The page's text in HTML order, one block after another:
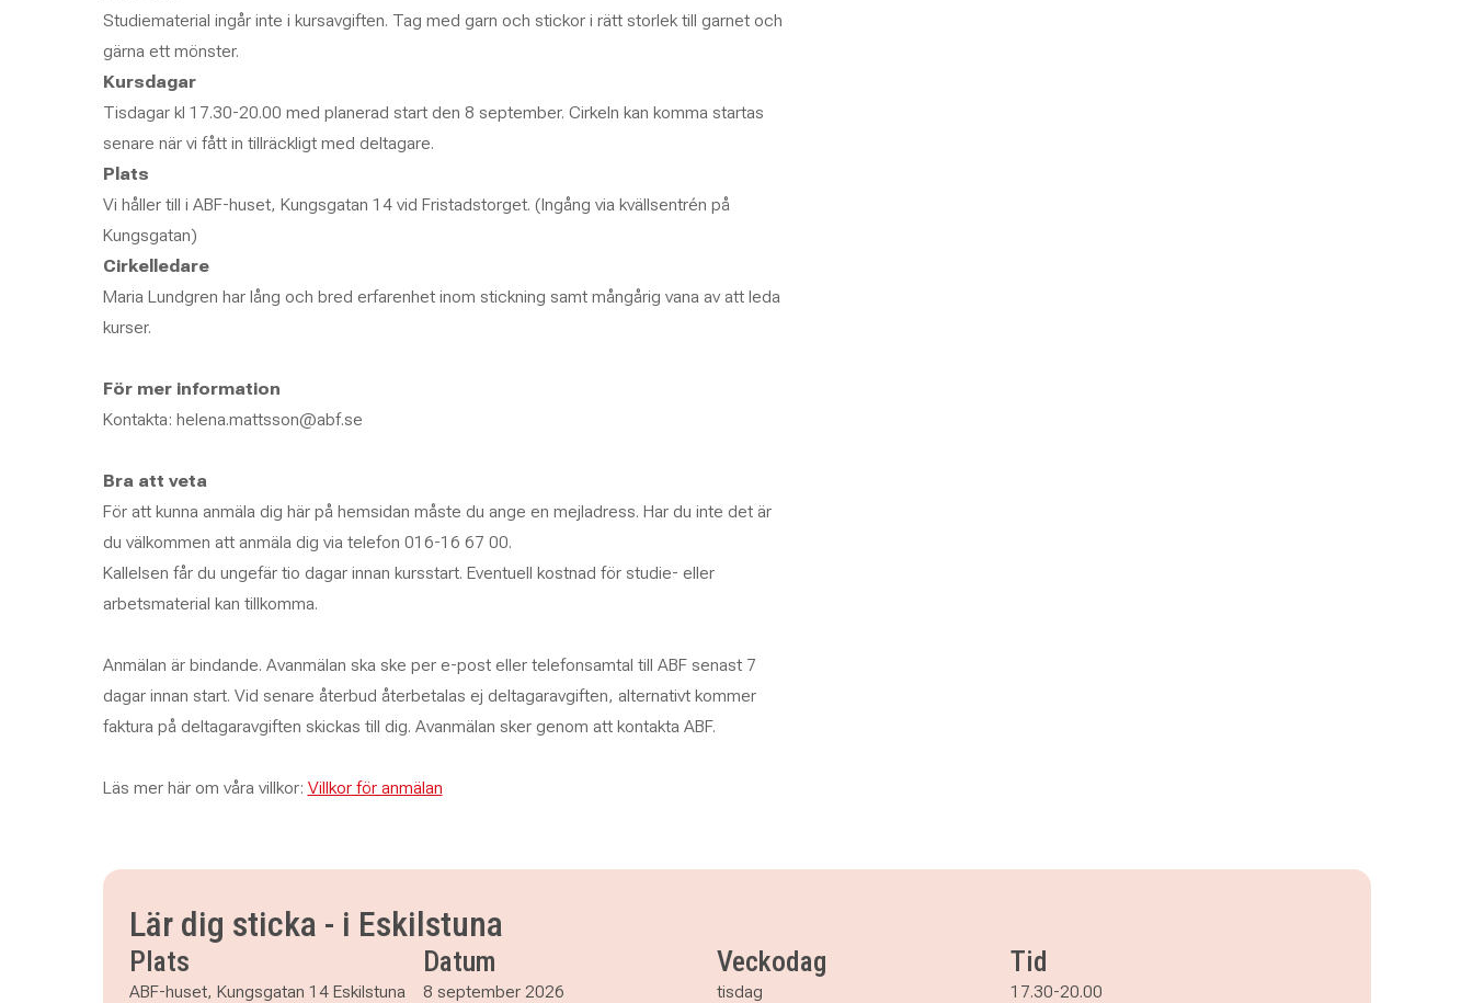
Studiematerial ingår inte i kursavgiften. Tag med garn och stickor i rätt storlek till garnet och
gärna ett mönster.
Kursdagar
Tisdagar kl 17.30-20.00 med planerad start den 8 september. Cirkeln kan komma startas
senare när vi fått in tillräckligt med deltagare.
Plats
Vi håller till i ABF-huset, Kungsgatan 14 vid Fristadstorget. (Ingång via kvällsentrén på
Kungsgatan)
Cirkelledare
Maria Lundgren har lång och bred erfarenhet inom stickning samt mångårig vana av att leda
kurser.
För mer information
Kontakta: helena.mattsson@abf.se
Bra att veta
För att kunna anmäla dig här på hemsidan måste du ange en mejladress. Har du inte det är
du välkommen att anmäla dig via telefon 016-16 67 00.
Kallelsen får du ungefär tio dagar innan kursstart. Eventuell kostnad för studie- eller
arbetsmaterial kan tillkomma.
Anmälan är bindande. Avanmälan ska ske per e-post eller telefonsamtal till ABF senast 7
dagar innan start. Vid senare återbud återbetalas ej deltagaravgiften, alternativt kommer
faktura på deltagaravgiften skickas till dig. Avanmälan sker genom att kontakta ABF.
Läs mer här om våra villkor: Villkor för anmälan
Lär dig sticka - i Eskilstuna
Plats
ABF-huset, Kungsgatan 14 Eskilstuna
Datum
8 september 2026
Veckodag
tisdag
Tid
17.30-20.00